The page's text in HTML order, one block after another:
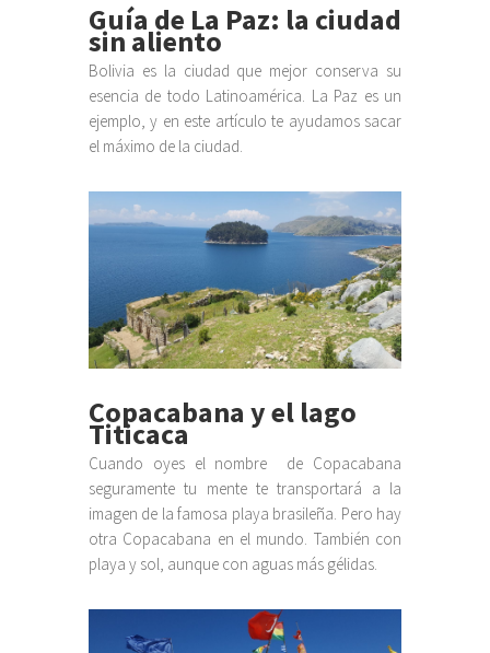
Guía de La Paz: la ciudad
sin aliento
Bolivia es la ciudad que mejor conserva su
esencia de todo Latinoamérica. La Paz es un
ejemplo, y en este artículo te ayudamos sacar
el máximo de la ciudad.
Copacabana y el lago
Titicaca
Cuando oyes el nombre de Copacabana
seguramente tu mente te transportará a la
imagen de la famosa playa brasileña. Pero hay
otra Copacabana en el mundo. También con
playa y sol, aunque con aguas más gélidas.